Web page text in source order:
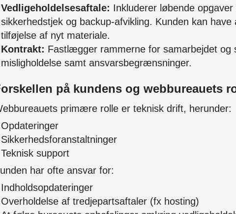
Vedligeholdelsesaftale: Inkluderer løbende
sikkerhedstjek og backup-afvikling. Kunden kan
tilføjelse af nyt materiale.
Kontrakt: Fastlægger rammerne for samarbejdet og
misligholdelse samt ansvarsbegrænsninger.
på kundens og webbureauets
primære rolle er teknisk drift, herunder:
Opdateringer
Sikkerhedsforanstaltninger
Teknisk support
har ofte ansvar for:
Indholdsopdateringer
Overholdelse af tredjepartsaftaler (fx hosting)